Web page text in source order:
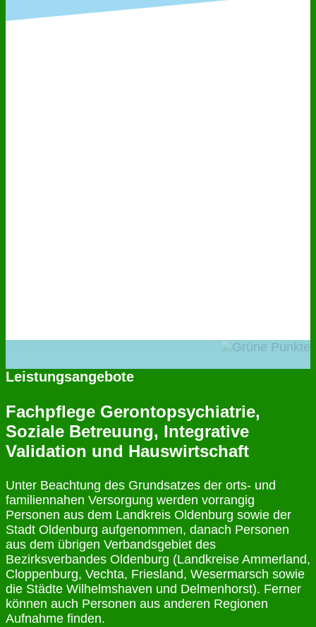
Leistungsangebote
Fachpflege Gerontopsychiatrie,
Soziale Betreuung, Integrative
Validation und Hauswirtschaft
Unter Beachtung des Grundsatzes der orts- und
familiennahen Versorgung werden vorrangig
Personen aus dem Landkreis Oldenburg sowie der
Stadt Oldenburg aufgenommen, danach Personen
aus dem übrigen Verbandsgebiet des
Bezirksverbandes Oldenburg (Landkreise Ammerland,
Cloppenburg, Vechta, Friesland, Wesermarsch sowie
die Städte Wilhelmshaven und Delmenhorst). Ferner
können auch Personen aus anderen Regionen
Aufnahme finden.